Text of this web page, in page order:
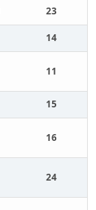
23
14
11
15
16
24